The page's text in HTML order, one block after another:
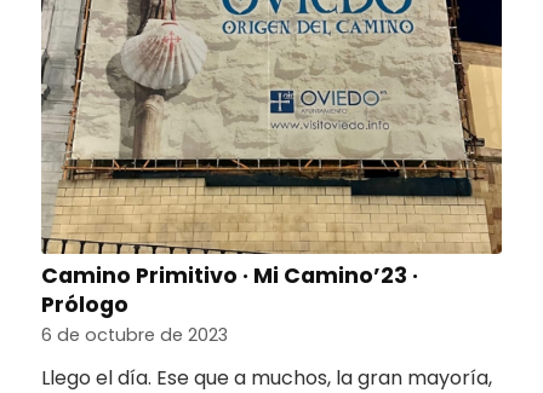
Camino Primitivo · Mi Camino’23 ·
Prólogo
6 de octubre de 2023
Llego el día. Ese que a muchos, la gran mayoría,